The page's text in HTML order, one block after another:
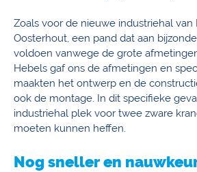
Zoals voor de nieuwe industriehal van
Oosterhout, een pand dat aan
voldoen vanwege de grote
Hebels gaf ons de afmetingen en
maakten het ontwerp en de
ook de montage. In dit specifieke
industriehal plek voor twee zware
moeten kunnen heffen.
Nog sneller en